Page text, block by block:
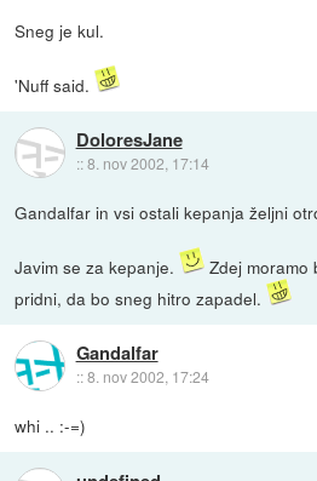
Sneg je kul.
'Nuff said.
DoloresJane
::8. nov 2002, 17:14
Gandalfar in vsi ostali kepanja željni
Javim se za kepanje.
Zdej moramo
pridni, da bo sneg hitro zapadel.
Gandalfar
::8. nov 2002, 17:24
whi .. :-=)